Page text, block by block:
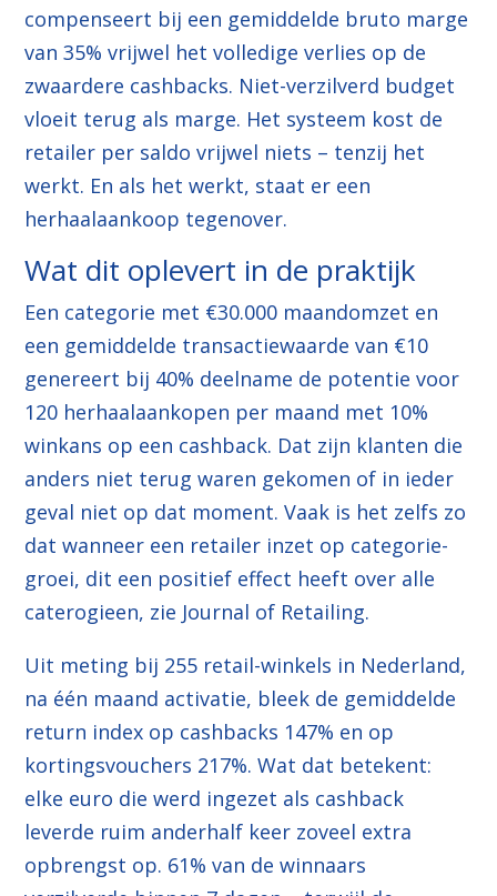
compenseert bij een gemiddelde bruto marge
van 35% vrijwel het volledige verlies op de
zwaardere cashbacks. Niet-verzilverd budget
vloeit terug als marge. Het systeem kost de
retailer per saldo vrijwel niets – tenzij het
werkt. En als het werkt, staat er een
herhaalaankoop tegenover.
Wat dit oplevert in de praktijk
Een categorie met €30.000 maandomzet en
een gemiddelde transactiewaarde van €10
genereert bij 40% deelname de potentie voor
120 herhaalaankopen per maand met 10%
winkans op een cashback. Dat zijn klanten die
anders niet terug waren gekomen of in ieder
geval niet op dat moment. Vaak is het zelfs zo
dat wanneer een retailer inzet op categorie-
groei, dit een positief effect heeft over alle
caterogieen, zie Journal of Retailing.
Uit meting bij 255 retail-winkels in Nederland,
na één maand activatie, bleek de gemiddelde
return index op cashbacks 147% en op
kortingsvouchers 217%. Wat dat betekent:
elke euro die werd ingezet als cashback
leverde ruim anderhalf keer zoveel extra
opbrengst op. 61% van de winnaars